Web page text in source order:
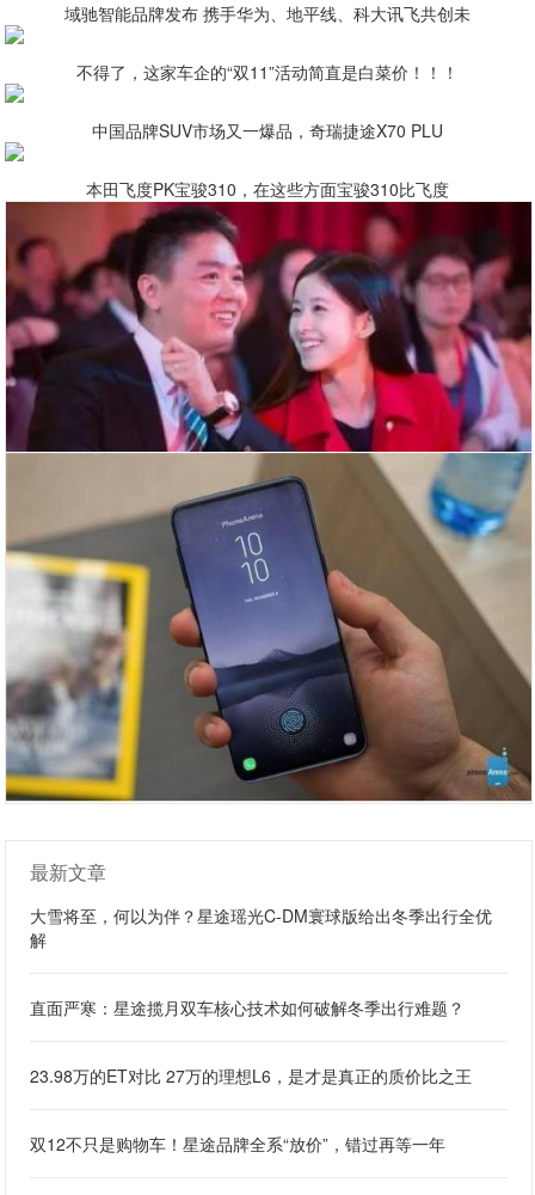
域驰智能品牌发布 携手华为、地平线、科大讯飞共创未
不得了，这家车企的“双11”活动简直是白菜价！！！
中国品牌SUV市场又一爆品，奇瑞捷途X70 PLU
本田飞度PK宝骏310，在这些方面宝骏310比飞度
最新文章
大雪将至，何以为伴？星途瑶光C-DM寰球版给出冬季出行全优
解
直面严寒：星途揽月双车核心技术如何破解冬季出行难题？
23.98万的ET对比 27万的理想L6，是才是真正的质价比之王
双12不只是购物车！星途品牌全系“放价”，错过再等一年